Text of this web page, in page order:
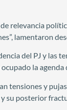
relevancia
lamentaron
del PJ y las
la
tensiones y
posterior